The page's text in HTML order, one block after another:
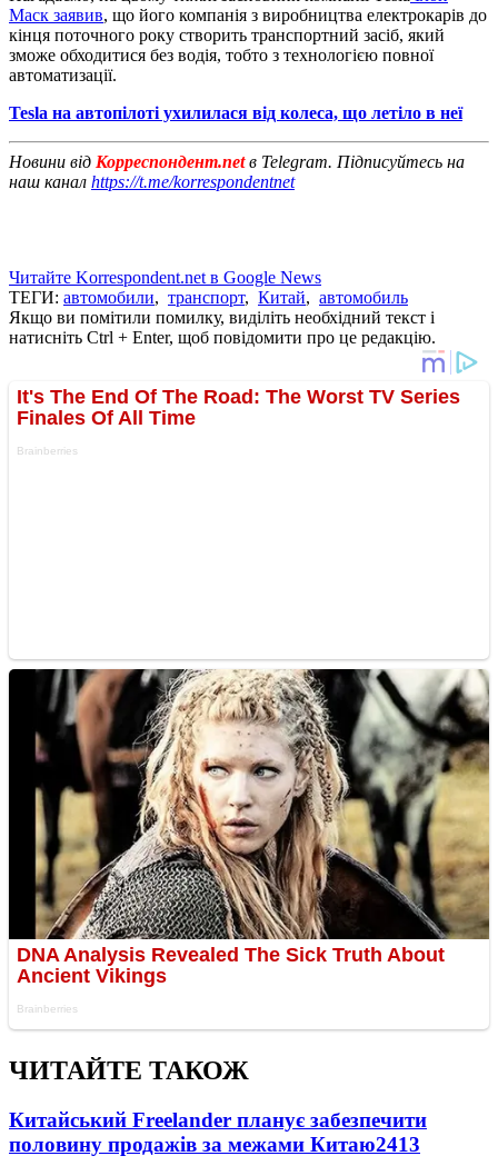
Маск заявив, що його компанія з виробництва електрокарів до
кінця поточного року створить транспортний засіб, який
зможе обходитися без водія, тобто з технологією повної
автоматизації.
Tesla на автопілоті ухилилася від колеса, що летіло в неї
Новини від Корреспондент.netв Telegram. Підписуйтесь на
наш канал https://t.me/korrespondentnet
Читайте Korrespondent.net в Google News
ТЕГИ: автомобили, транспорт, Китай, автомобиль
Якщо ви помітили помилку, виділіть необхідний текст і
натисніть Ctrl + Enter, щоб повідомити про це редакцію.
ЧИТАЙТЕ ТАКОЖ
Китайський Freelander планує забезпечити
половину продажів за межами Китаю2413